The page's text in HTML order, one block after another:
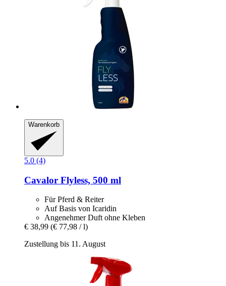
Warenkorb
5.0 (4)
Cavalor Flyless, 500 ml
Für Pferd & Reiter
Auf Basis von Icaridin
Angenehmer Duft ohne Kleben
€ 38,99 (€ 77,98 / l)
Zustellung bis 11. August